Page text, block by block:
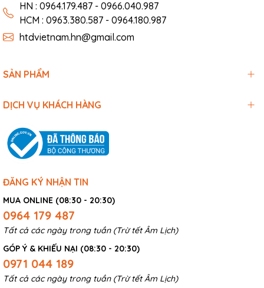
HN : 0964.179.487 - 0966.040.987
HCM : 0963.380.587 - 0964.180.987
htdvietnam.hn@gmail.com
SẢN PHẨM
DỊCH VỤ KHÁCH HÀNG
ĐĂNG KÝ NHẬN TIN
MUA ONLINE (08:30 - 20:30)
0964 179 487
Tất cả các ngày trong tuần (Trừ tết Âm Lịch)
GÓP Ý & KHIẾU NẠI (08:30 - 20:30)
0971 044 189
Tất cả các ngày trong tuần (Trừ tết Âm Lịch)